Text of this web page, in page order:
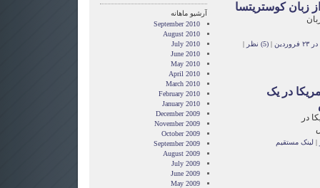
از زبان کوستریتسا
|(5) نظر |
در یک
در
| لینک مستقیم
آرشیو ماهانه
September 2010
August 2010
July 2010
June 2010
May 2010
April 2010
March 2010
February 2010
January 2010
December 2009
November 2009
October 2009
September 2009
August 2009
July 2009
June 2009
May 2009